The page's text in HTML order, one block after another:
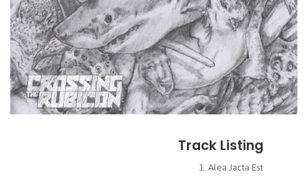
Track Listing
Alea Jacta Est